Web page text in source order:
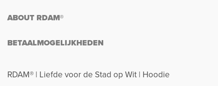
ABOUT RDAM®
BETAALMOGELIJKHEDEN
RDAM® | Liefde voor de Stad op Wit | Hoodie